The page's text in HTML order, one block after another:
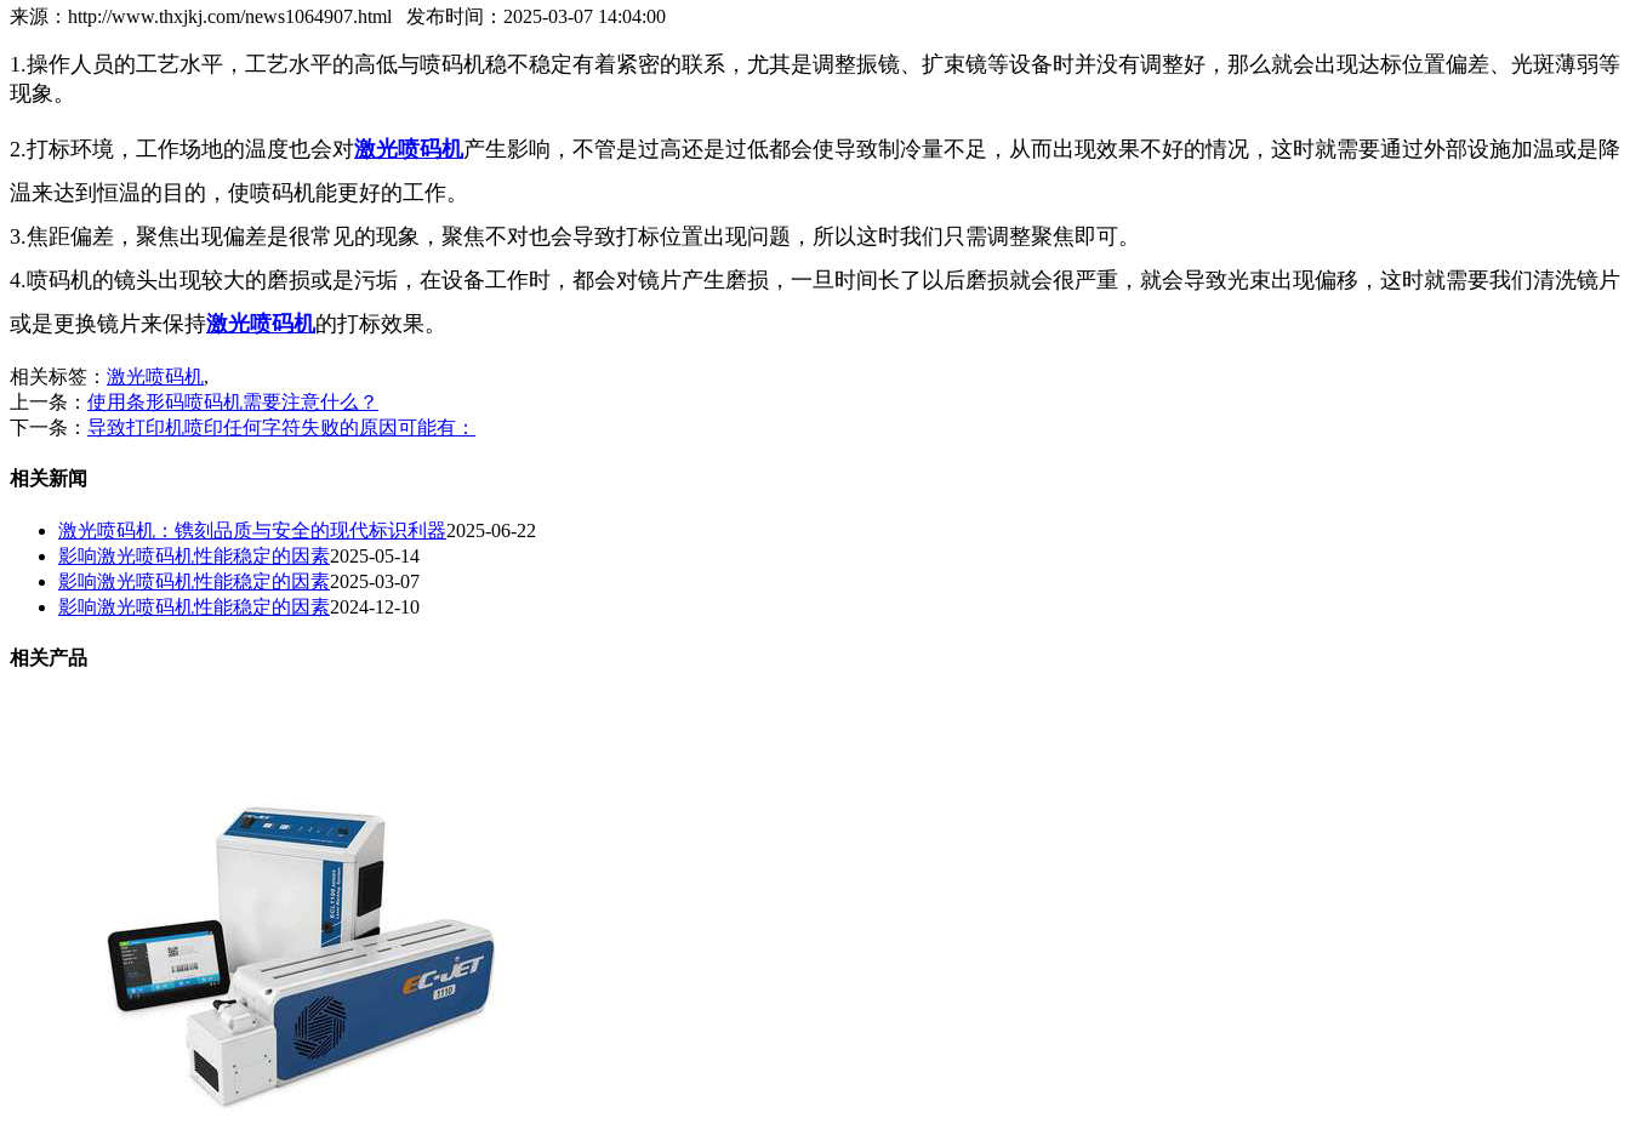
来源：http://www.thxjkj.com/news1064907.html 发布时间：2025-03-07 14:04:00
1.操作人员的工艺水平，工艺水平的高低与喷码机稳不稳定有着紧密的联系，尤其是调整振镜、扩束镜等设备时并没有调整好，那么就会出现达标位置偏差、光斑薄弱等
现象。
2.打标环境，工作场地的温度也会对激光喷码机产生影响，不管是过高还是过低都会使导致制冷量不足，从而出现效果不好的情况，这时就需要通过外部设施加温或是降
温来达到恒温的目的，使喷码机能更好的工作。
3.焦距偏差，聚焦出现偏差是很常见的现象，聚焦不对也会导致打标位置出现问题，所以这时我们只需调整聚焦即可。
4.喷码机的镜头出现较大的磨损或是污垢，在设备工作时，都会对镜片产生磨损，一旦时间长了以后磨损就会很严重，就会导致光束出现偏移，这时就需要我们清洗镜片
或是更换镜片来保持激光喷码机的打标效果。
相关标签： 激光喷码机,
上一条： 使用条形码喷码机需要注意什么？
下一条： 导致打印机喷印任何字符失败的原因可能有：
相关新闻
激光喷码机：镌刻品质与安全的现代标识利器2025-06-22
影响激光喷码机性能稳定的因素2025-05-14
影响激光喷码机性能稳定的因素2025-03-07
影响激光喷码机性能稳定的因素2024-12-10
相关产品